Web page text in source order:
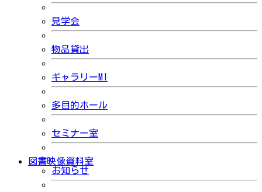
見学会
物品貸出
ギャラリーMI
多目的ホール
セミナー室
図書映像資料室
お知らせ